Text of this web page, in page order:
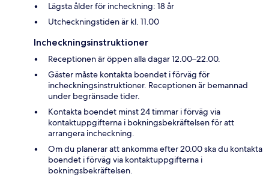
Lägsta ålder för incheckning: 18 år
Utcheckningstiden är kl. 11.00
Incheckningsinstruktioner
Receptionen är öppen alla dagar 12.00–22.00.
Gäster måste kontakta boendet i förväg för
incheckningsinstruktioner. Receptionen är bemannad
under begränsade tider.
Kontakta boendet minst 24 timmar i förväg via
kontaktuppgifterna i bokningsbekräftelsen för att
arrangera incheckning.
Om du planerar att ankomma efter 20.00 ska du kontakta
boendet i förväg via kontaktuppgifterna i
bokningsbekräftelsen.